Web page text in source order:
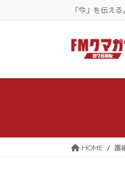
に
ョ
動
「今」を伝え
HOME 番